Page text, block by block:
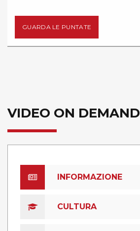
VIDEO ON DEMAND
INFORMAZIONE
CULTURA